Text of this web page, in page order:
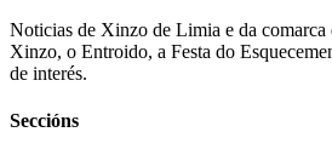
Noticias de Xinzo de Limia e da comarca
Xinzo, o Entroido, a Festa do
de interés.
Seccións